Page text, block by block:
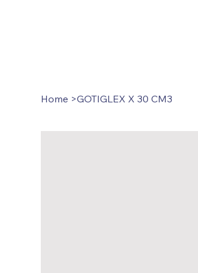
Home >GOTIGLEX X 30 CM3